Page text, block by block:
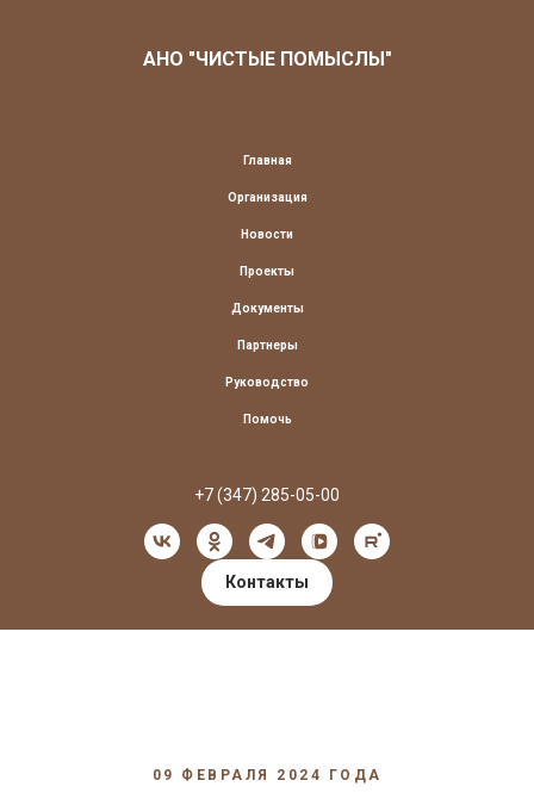
АНО "ЧИСТЫЕ ПОМЫСЛЫ"
Главная
Организация
Новости
Проекты
Документы
Партнеры
Руководство
Помочь
+7 (347) 285-05-00
Контакты
09 ФЕВРАЛЯ 2024 ГОДА